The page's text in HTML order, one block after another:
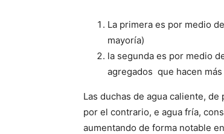
La primera es por medio de
mayoría)
la segunda es por medio
agregados que hacen
Las duchas de agua caliente,
por el contrario, e agua fría,
aumentando de forma notable